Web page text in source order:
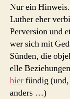
Nur ein
Luther eher
Perversion und
wer sich mit
Sünden, die
elle
hierfündig
anders …)